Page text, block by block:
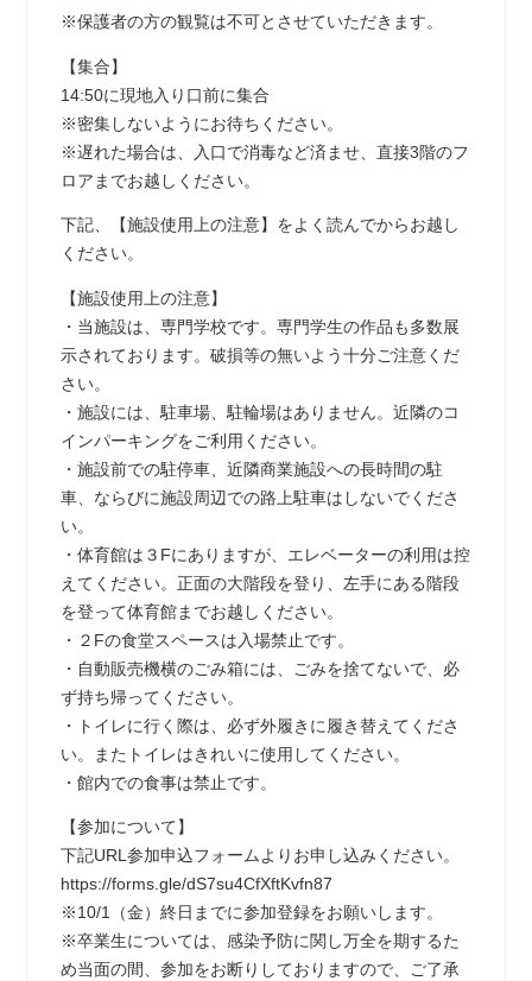
※保護者の方の観覧は不可とさせていただきます。
【集合】
14:50に現地入り口前に集合
※密集しないようにお待ちください。
※遅れた場合は、入口で消毒など済ませ、直接3階のフ
ロアまでお越しください。
下記、【施設使用上の注意】をよく読んでからお越し
ください。
【施設使用上の注意】
・当施設は、専門学校です。専門学生の作品も多数展
示されております。破損等の無いよう十分ご注意くだ
さい。
・施設には、駐車場、駐輪場はありません。近隣のコ
インパーキングをご利用ください。
・施設前での駐停車、近隣商業施設への長時間の駐
車、ならびに施設周辺での路上駐車はしないでくださ
い。
・体育館は３Fにありますが、エレベーターの利用は控
えてください。正面の大階段を登り、左手にある階段
を登って体育館までお越しください。
・２Fの食堂スペースは入場禁止です。
・自動販売機横のごみ箱には、ごみを捨てないで、必
ず持ち帰ってください。
・トイレに行く際は、必ず外履きに履き替えてくださ
い。またトイレはきれいに使用してください。
・館内での食事は禁止です。
【参加について】
下記URL参加申込フォームよりお申し込みください。
https://forms.gle/dS7su4CfXftKvfn87
※10/1（金）終日までに参加登録をお願いします。
※卒業生については、感染予防に関し万全を期するた
め当面の間、参加をお断りしておりますので、ご了承